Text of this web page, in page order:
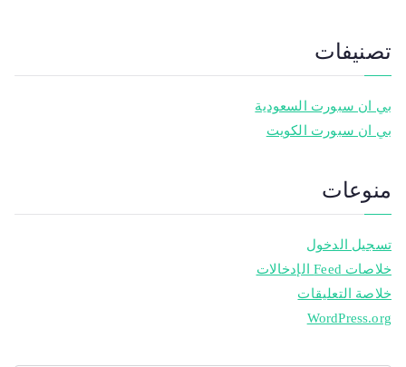
تصنيفات
بي ان سبورت السعودية
بي ان سبورت الكويت
منوعات
تسجيل الدخول
خلاصات Feed الإدخالات
خلاصة التعليقات
WordPress.org